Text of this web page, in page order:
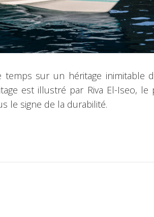
sur un héritage inimitable
est illustré par Riva El-Iseo,
le signe de la durabilité.